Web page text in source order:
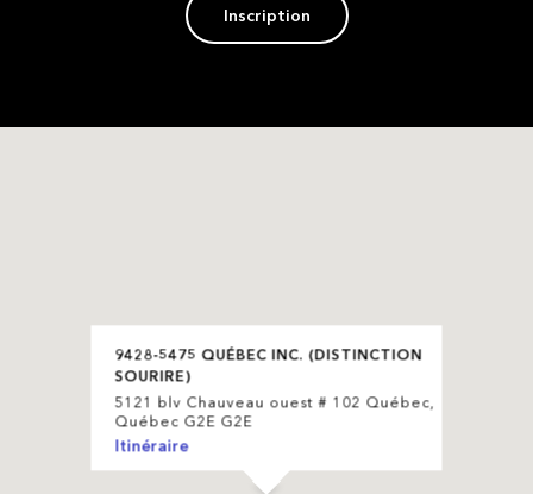
Inscription
9428-5475 QUÉBEC INC. (DISTINCTION
SOURIRE)
5121 blv Chauveau ouest # 102 Québec,
Québec G2E G2E
Itinéraire